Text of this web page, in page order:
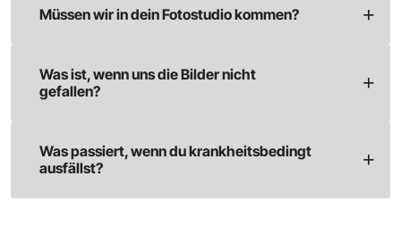
IHR UNTERNEHMEN
IM BESTEN LICHT!